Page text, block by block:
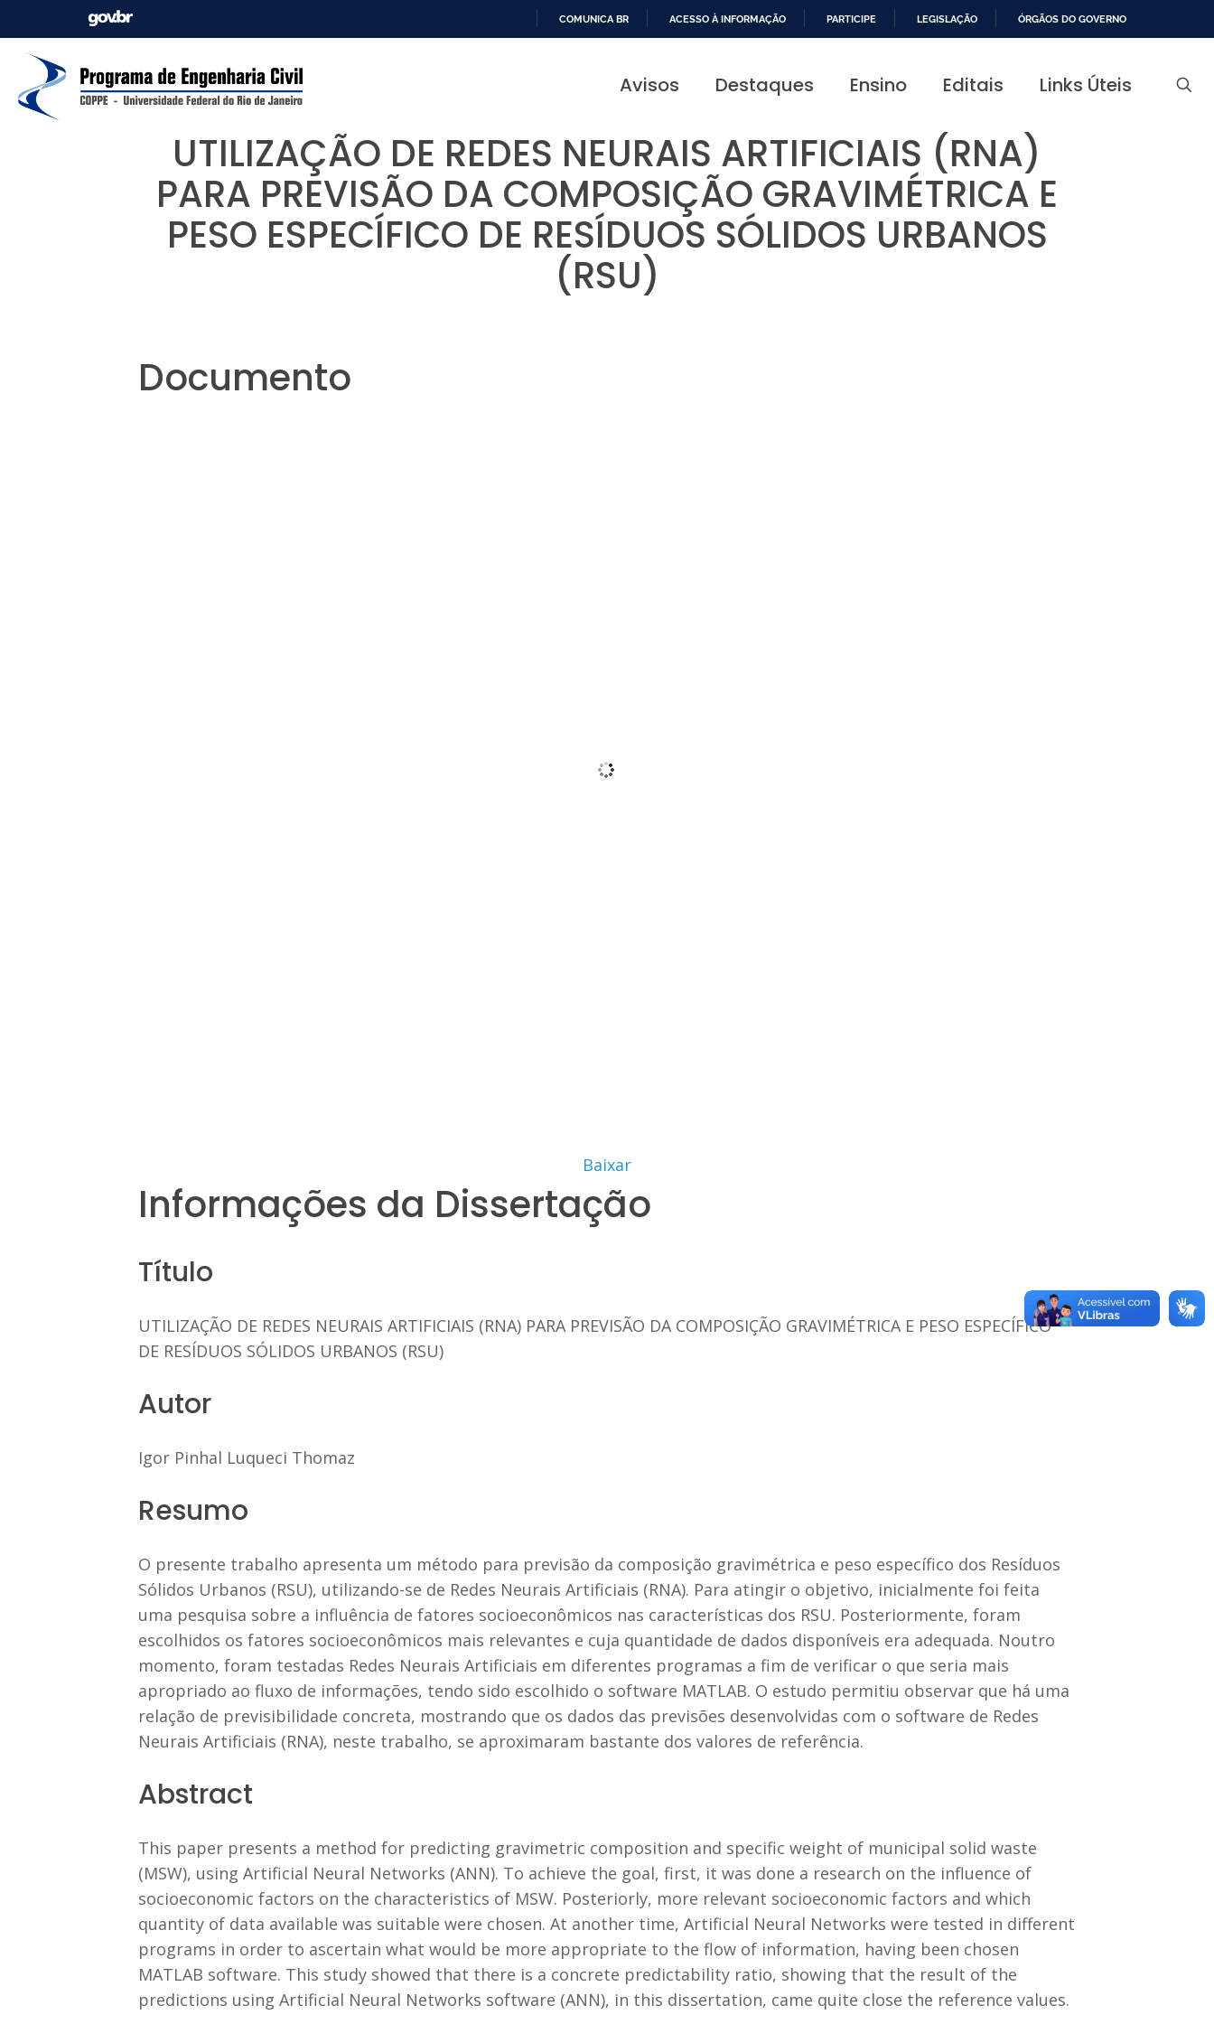
PARA
COMUNICA BR ACESSO À INFORMAÇÃO PARTICIPE LEGISLAÇÃO ÓRGÃOS DO GOVERNO
Avisos Destaques Ensino Editais Links Úteis
UTILIZAÇÃO DE REDES NEURAIS ARTIFICIAIS (RNA)
PARA PREVISÃO DA COMPOSIÇÃO GRAVIMÉTRICA E
PESO ESPECÍFICO DE RESÍDUOS SÓLIDOS URBANOS
(RSU)
Documento
Baixar
Informações da Dissertação
Título
UTILIZAÇÃO DE REDES NEURAIS ARTIFICIAIS (RNA) PARA PREVISÃO DA COMPOSIÇÃO GRAVIMÉTRICA E PESO ESPECÍFICO
DE RESÍDUOS SÓLIDOS URBANOS (RSU)
Autor
Igor Pinhal Luqueci Thomaz
Resumo
O presente trabalho apresenta um método para previsão da composição gravimétrica e peso específico dos Resíduos
Sólidos Urbanos (RSU), utilizando-se de Redes Neurais Artificiais (RNA). Para atingir o objetivo, inicialmente foi feita
uma pesquisa sobre a influência de fatores socioeconômicos nas características dos RSU. Posteriormente, foram
escolhidos os fatores socioeconômicos mais relevantes e cuja quantidade de dados disponíveis era adequada. Noutro
momento, foram testadas Redes Neurais Artificiais em diferentes programas a fim de verificar o que seria mais
apropriado ao fluxo de informações, tendo sido escolhido o software MATLAB. O estudo permitiu observar que há uma
relação de previsibilidade concreta, mostrando que os dados das previsões desenvolvidas com o software de Redes
Neurais Artificiais (RNA), neste trabalho, se aproximaram bastante dos valores de referência.
Abstract
This paper presents a method for predicting gravimetric composition and specific weight of municipal solid waste
(MSW), using Artificial Neural Networks (ANN). To achieve the goal, first, it was done a research on the influence of
socioeconomic factors on the characteristics of MSW. Posteriorly, more relevant socioeconomic factors and which
quantity of data available was suitable were chosen. At another time, Artificial Neural Networks were tested in different
programs in order to ascertain what would be more appropriate to the flow of information, having been chosen
MATLAB software. This study showed that there is a concrete predictability ratio, showing that the result of the
predictions using Artificial Neural Networks software (ANN), in this dissertation, came quite close the reference values.